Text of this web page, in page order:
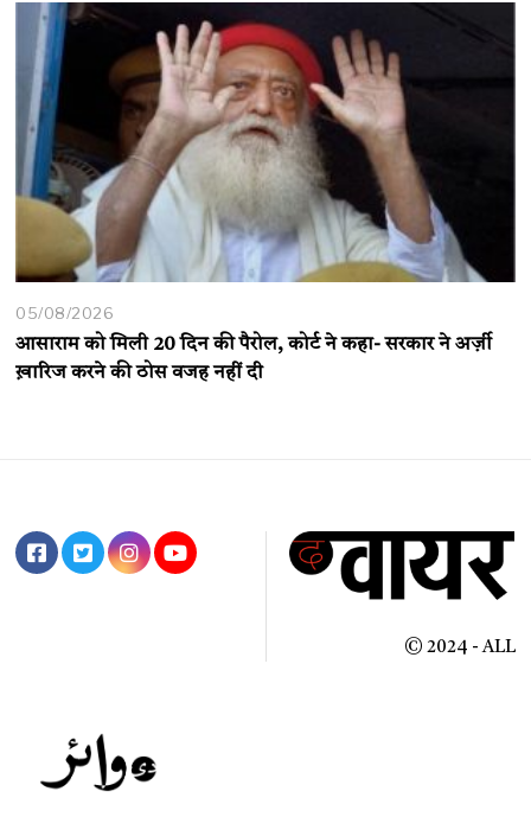
05/08/2026
आसाराम को मिली 20 दिन की पैरोल, कोर्ट ने कहा- सरकार ने अर्ज़ी
ख़ारिज करने की ठोस वजह नहीं दी
© 2024 - ALL